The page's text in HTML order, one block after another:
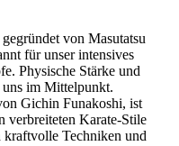
von Masutatsu
für unser intensives
Physische Stärke und
uns im Mittelpunkt.
Gichin Funakoshi, ist
verbreiteten Karate-Stile
Techniken und